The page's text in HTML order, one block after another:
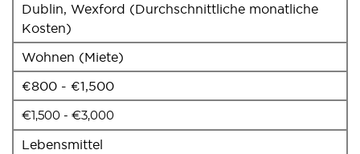
Dublin, Wexford (Durchschnittliche monatliche
Kosten)
Wohnen (Miete)
€800 - €1,500
€1,500 - €3,000
Lebensmittel